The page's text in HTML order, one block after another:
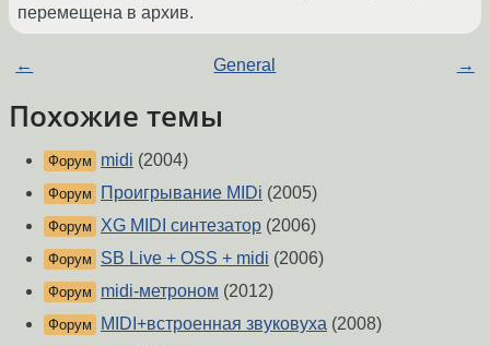
перемещена в архив.
← General →
Похожие темы
Форум midi (2004)
Форум Проигрывание MIDi (2005)
Форум XG MIDI синтезатор (2006)
Форум SB Live + OSS + midi (2006)
Форум midi-метроном (2012)
Форум MIDI+встроенная звуковуха (2008)